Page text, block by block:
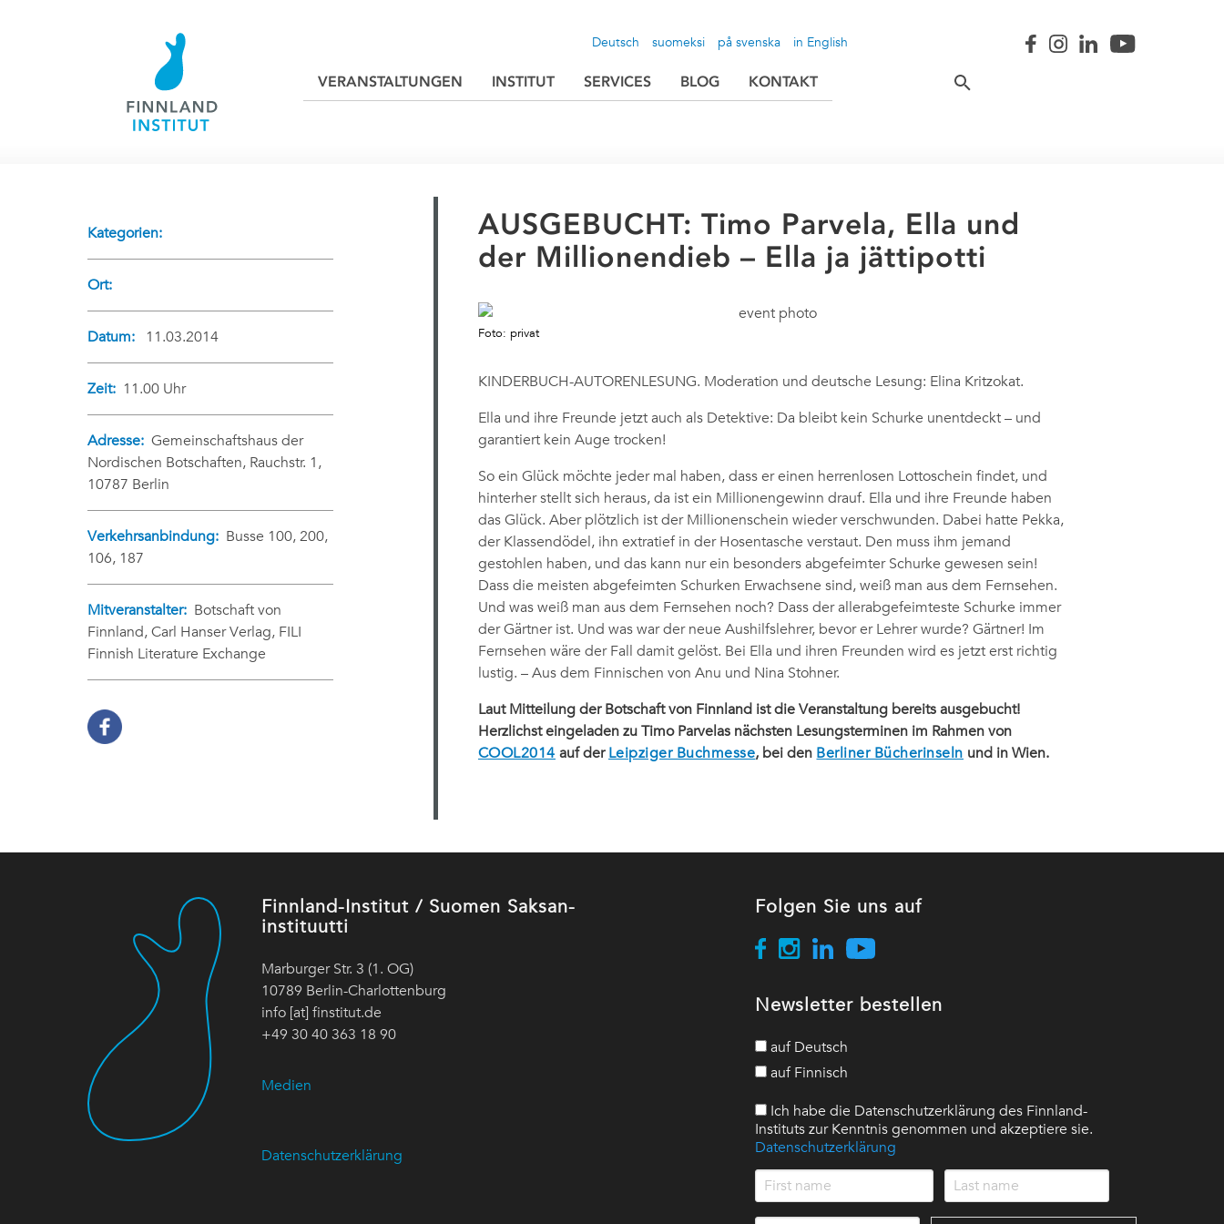
suomeksi
Deutsch på svenska in English
VERANSTALTUNGEN INSTITUT SERVICES BLOG KONTAKT
Kategorien:
Ort:
Datum: 11.03.2014
Zeit: 11.00 Uhr
Adresse: Gemeinschaftshaus der
Nordischen Botschaften, Rauchstr. 1,
10787 Berlin
Verkehrsanbindung: Busse 100, 200,
106, 187
Mitveranstalter: Botschaft von
Finnland, Carl Hanser Verlag, FILI
Finnish Literature Exchange
AUSGEBUCHT: Timo Parvela, Ella und
der Millionendieb – Ella ja jättipotti
Foto: privat
KINDERBUCH-AUTORENLESUNG. Moderation und deutsche Lesung: Elina Kritzokat.
Ella und ihre Freunde jetzt auch als Detektive: Da bleibt kein Schurke unentdeckt – und
garantiert kein Auge trocken!
So ein Glück möchte jeder mal haben, dass er einen herrenlosen Lottoschein findet, und
hinterher stellt sich heraus, da ist ein Millionengewinn drauf. Ella und ihre Freunde haben
das Glück. Aber plötzlich ist der Millionenschein wieder verschwunden. Dabei hatte Pekka,
der Klassendödel, ihn extratief in der Hosentasche verstaut. Den muss ihm jemand
gestohlen haben, und das kann nur ein besonders abgefeimter Schurke gewesen sein!
Dass die meisten abgefeimten Schurken Erwachsene sind, weiß man aus dem Fernsehen.
Und was weiß man aus dem Fernsehen noch? Dass der allerabgefeimteste Schurke immer
der Gärtner ist. Und was war der neue Aushilfslehrer, bevor er Lehrer wurde? Gärtner! Im
Fernsehen wäre der Fall damit gelöst. Bei Ella und ihren Freunden wird es jetzt erst richtig
lustig. – Aus dem Finnischen von Anu und Nina Stohner.
Laut Mitteilung der Botschaft von Finnland ist die Veranstaltung bereits ausgebucht!
Herzlichst eingeladen zu Timo Parvelas nächsten Lesungsterminen im Rahmen von
COOL2014 auf der Leipziger Buchmesse, bei den Berliner Bücherinseln und in Wien.
Finnland-Institut / Suomen Saksan-
instituutti
Marburger Str. 3 (1. OG)
10789 Berlin-Charlottenburg
info [at] finstitut.de
+49 30 40 363 18 90
Medien
Datenschutzerklärung
Folgen Sie uns auf
Newsletter bestellen
auf Deutsch
auf Finnisch
Ich habe die Datenschutzerklärung des Finnland-
Instituts zur Kenntnis genommen und akzeptiere sie.
Datenschutzerklärung